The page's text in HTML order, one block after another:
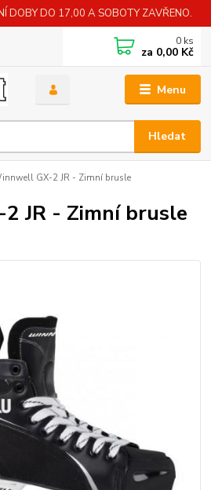
DOBY DO 17,00 A SOBOTY ZAVŘENO.
Menu
Hledat
0 ks
za 0,00 Kč
GX-2 JR - Zimní brusle
JR - Zimní brusle